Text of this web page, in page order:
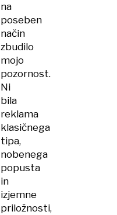
na
poseben
način
zbudilo
mojo
pozornost.
Ni
bila
reklama
klasičnega
tipa,
nobenega
popusta
in
izjemne
priložnosti,